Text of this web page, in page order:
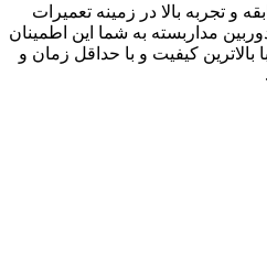
و تجربه بالا در زمینه تعمیرات
مداربسته به شما این اطمینان
کیفیت و با حداقل زمان و